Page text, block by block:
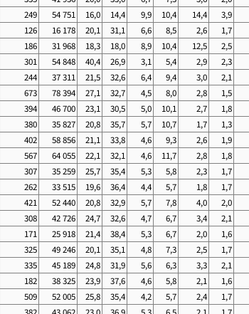
249 54 751 16,0 14,4 9,9 10,4 14,4 3,9
126 16 178 20,1 31,1 6,6 8,5 2,6 1,7
186 31 968 18,3 18,0 8,9 10,4 12,5 2,5
301 54 848 40,4 26,9 3,1 5,4 2,9 2,3
244 37 311 21,5 32,6 6,4 9,4 3,0 2,1
673 78 394 27,1 32,7 4,5 8,0 2,8 1,5
394 46 700 23,1 30,5 5,0 10,1 2,7 1,8
380 35 827 20,8 35,7 5,7 10,7 1,7 1,3
402 58 856 21,1 33,8 4,6 9,3 2,6 1,9
567 64 055 22,1 32,1 4,6 11,7 2,8 1,8
307 35 259 25,7 35,4 5,3 5,8 2,3 1,7
262 33 515 19,6 36,4 4,4 5,7 1,8 1,7
421 52 440 20,8 32,9 5,7 7,8 4,0 2,0
308 42 726 24,7 32,6 4,7 6,7 3,4 2,1
171 25 918 21,4 38,4 5,3 6,7 2,0 1,6
325 49 246 20,1 35,1 4,8 7,3 2,5 1,7
335 45 189 24,8 31,9 5,6 6,3 3,3 2,1
182 38 325 23,9 37,6 4,6 5,8 2,1 1,6
509 52 005 25,8 35,4 4,2 5,7 2,4 1,7